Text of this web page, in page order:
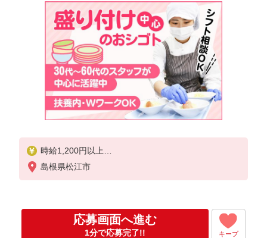
時給1,200円以上
試用期間中 時給1,200円以上(試用期間2ヶ月)
ます。
島根県松江市
応募画面へ進む
1分で応募完了!! キープ